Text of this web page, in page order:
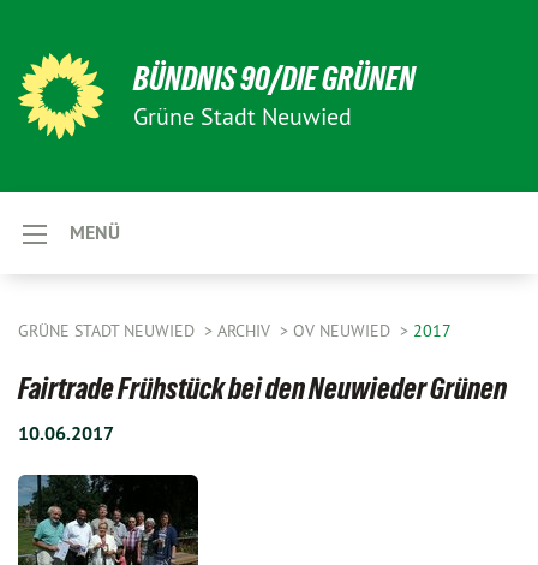
BÜNDNIS 90/DIE GRÜNEN
Grüne Stadt Neuwied
MENÜ
GRÜNE STADT NEUWIED ARCHIV OV NEUWIED 2017
Fairtrade Frühstück bei den Neuwieder Grünen
10.06.2017